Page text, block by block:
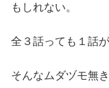
もしれない。
全３話っても１話
そんなムダヅモ無